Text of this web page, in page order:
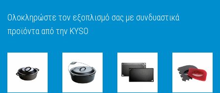
Ολοκληρώστε τον εξοπλισμό σας με συνδυαστικά
προϊόντα από την KYSO